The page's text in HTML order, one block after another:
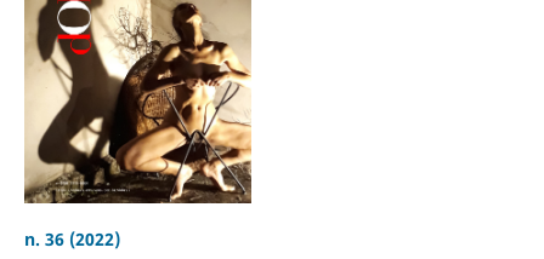
n. 36 (2022)